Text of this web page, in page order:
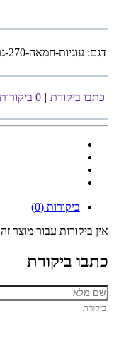
דגם: עוגיות-חמאה-270-גרם-יחידה
כתבו ביקורת | 0 ביקורות
ביקורות (0)
אין ביקורות עבור מוצר זה
כתבו ביקורת